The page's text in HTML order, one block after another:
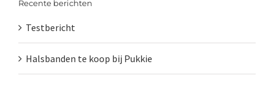
Recente berichten
Testbericht
Halsbanden te koop bij Pukkie